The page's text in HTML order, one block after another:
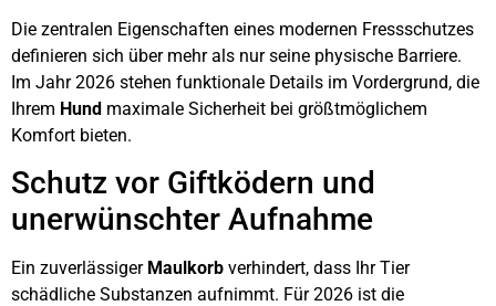
Die zentralen Eigenschaften eines modernen Fressschutzes
definieren sich über mehr als nur seine physische Barriere.
Im Jahr 2026 stehen funktionale Details im Vordergrund, die
Ihrem Hund maximale Sicherheit bei größtmöglichem
Komfort bieten.
Schutz vor Giftködern und
unerwünschter Aufnahme
Ein zuverlässiger Maulkorb verhindert, dass Ihr Tier
schädliche Substanzen aufnimmt. Für 2026 ist die